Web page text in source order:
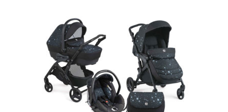
Ajouter au panier